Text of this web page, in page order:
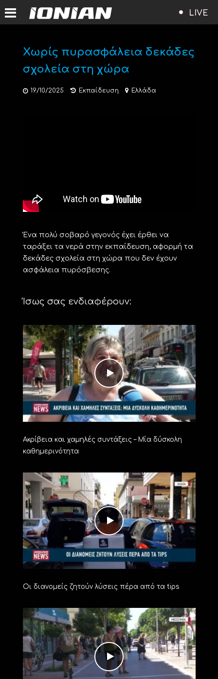
LIVE
Χωρίς πυρασφάλεια δεκάδες
σχολεία στη χώρα
19/10/2025 Εκπαίδευση Ελλάδα
Ένα πολύ σοβαρό γεγονός έχει έρθει να
ταράξει τα νερά στην εκπαίδευση, αφορμή τα
δεκάδες σχολεία στη χώρα που δεν έχουν
ασφάλεια πυρόσβεσης.
Ίσως σας ενδιαφέρουν:
Ακρίβεια και χαμηλές συντάξεις – Μία δύσκολη
καθημερινότητα
Οι διανομείς ζητούν λύσεις πέρα από τα tips